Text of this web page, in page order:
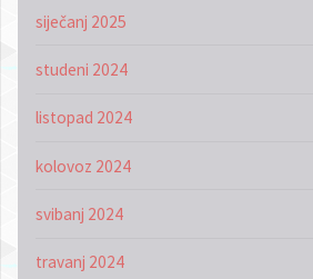
siječanj 2025
studeni 2024
listopad 2024
kolovoz 2024
svibanj 2024
travanj 2024